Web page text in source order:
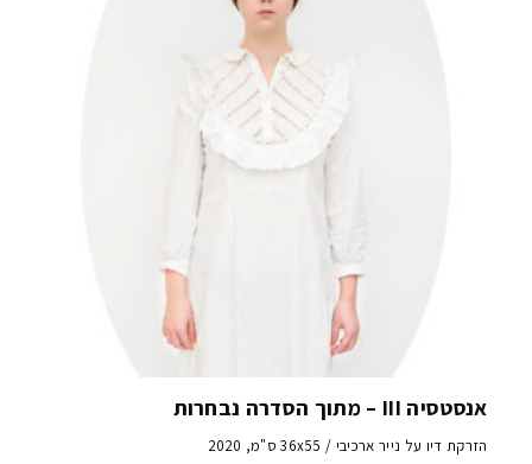
אנסטסיה III – מתוך הסדרה נבחרות
הזרקת דיו על נייר ארכיבי / 36x55 ס"מ, 2020